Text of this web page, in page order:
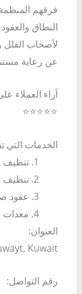
فرقهم
النطاق
لأصحاب الفلل
عن رعاية
آراء العملاء على Google:
⭐⭐⭐⭐⭐
الخدمات التي
تنظيف
تنظيف
عقود
معدات
العنوان:
Kuwait
رقم التواصل: